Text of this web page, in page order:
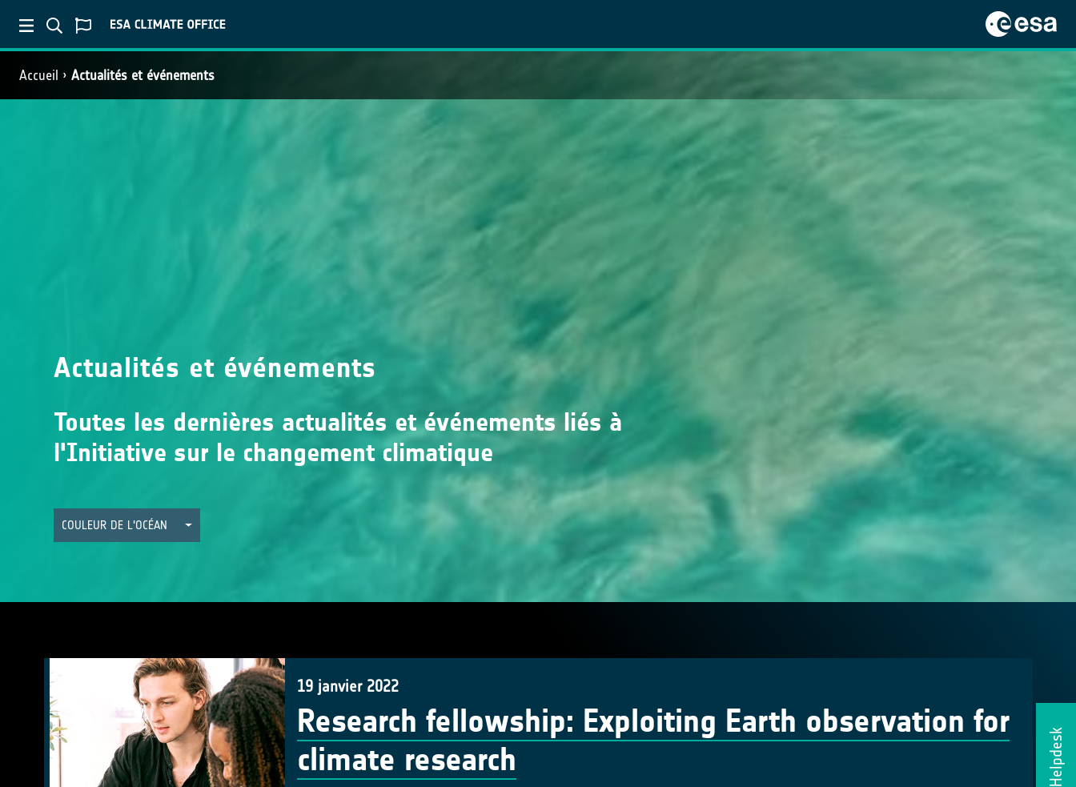
Accueil Actualités et événements
Helpdesk
Actualités et événements
Toutes les dernières actualités et événements liés à
l'Initiative sur le changement climatique
COULEUR DE L'OCÉAN
19 janvier 2022
Research fellowship: Exploiting Earth observation for
climate research